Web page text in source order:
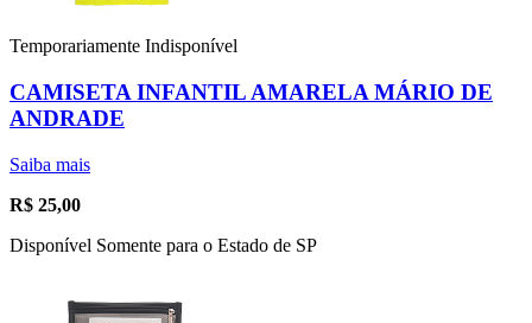
Temporariamente Indisponível
CAMISETA INFANTIL AMARELA MÁRIO DE
ANDRADE
Saiba mais
R$ 25,00
Disponível Somente para o Estado de SP